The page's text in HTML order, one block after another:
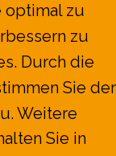
| All
|
optimal zu
zu
Durch die
Sie der
Weitere
Sie in